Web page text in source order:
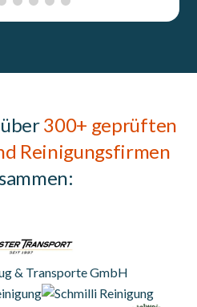
300+ geprüften
Reinigungsfirmen